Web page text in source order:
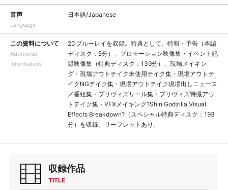
音声
Language
日本語/Japanese
この資料について
Additional
Information
2Dブルーレイを収録。特典として、特報・予告（本編
ディスク：5分）、プロモーション映像集・イベント記
録映像集（特典ディスク：139分）、現場メイキン
グ・現場アウトテイク未使用テイク集・現場アウトテ
イクNGテイク集・現場アウトテイク現場出しニュース
／番組集・プリヴィズリール集・プリヴィズ特撮アウ
トテイク集・VFXメイキング?Shin Godzilla Visual
Effects Breakdown?（スペシャル特典ディスク：193
分）を収録。リーフレットあり。
収録作品
TITLE